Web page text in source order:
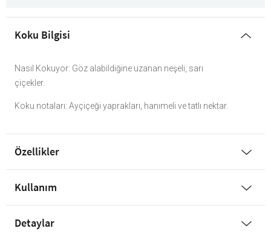
Koku Bilgisi
Nasıl Kokuyor: Göz alabildiğine uzanan neşeli, sarı
çiçekler.
Koku notaları: Ayçiçeği yaprakları, hanımeli ve tatlı nektar.
Özellikler
Kullanım
Detaylar